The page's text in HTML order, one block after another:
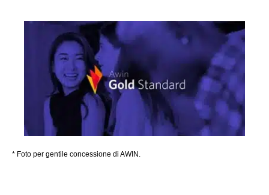
* Foto per gentile concessione di AWIN.